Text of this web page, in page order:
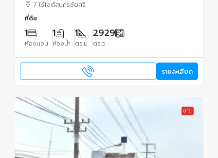
7 ไร่โลตัสนครชัยศรี
ที่ดิน
1
ห้องนอน
1
ห้องน้ำ
1
ตร.ม.
2929
ตร.ว.
รายละเอียด
ขาย